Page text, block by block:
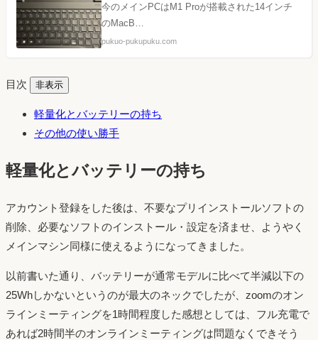
今のメインPCはM1 Proが搭載された14インチ
のMacB…
pukuo-pukupuku.com
目次 非表示
軽量化とバッテリーの持ち
その他の使い勝手
軽量化とバッテリーの持ち
アカウント登録をした後は、不要なプリインストールソフトの
削除、必要なソフトのインストール・設定を済ませ、ようやく
メインマシン同様に使えるようになってきました。
以前書いた通り、バッテリーが通常モデルに比べて半減以下の
25Whしかないというのが最大のネックでしたが、zoomのオン
ラインミーティングを1時間程度した感想としては、フル充電で
あれば2時間半のオンラインミーティングは問題なくできそう